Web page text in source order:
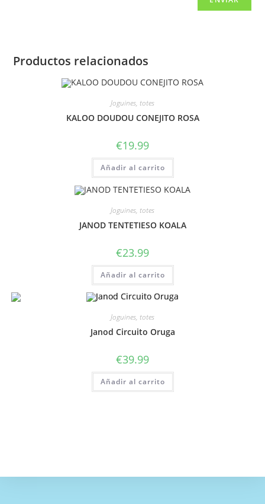
Productos relacionados
Joguines, totes
KALOO DOUDOU CONEJITO ROSA
€19.99
Añadir al carrito
Joguines, totes
JANOD TENTETIESO KOALA
€23.99
Añadir al carrito
Joguines, totes
Janod Circuito Oruga
€39.99
Añadir al carrito